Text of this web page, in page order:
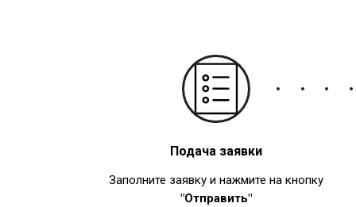
Подача заявки
Заполните заявку и нажмите на кнопку
"Отправить"